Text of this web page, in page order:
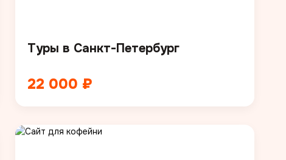
Туры в Санкт-Петербург
22 000 ₽